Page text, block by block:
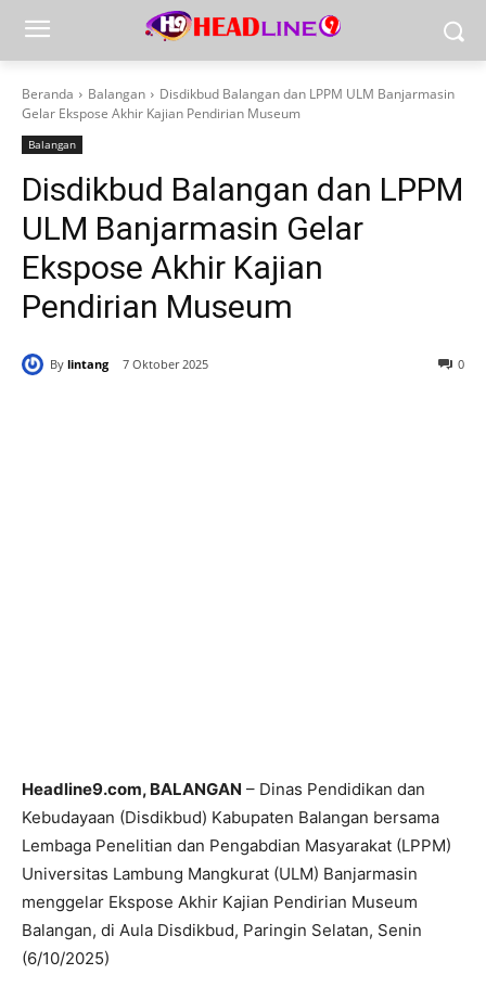
Beranda Balangan
Disdikbud Balangan dan LPPM ULM Banjarmasin
Gelar Ekspose Akhir Kajian Pendirian Museum
Balangan
Disdikbud Balangan dan LPPM
ULM Banjarmasin Gelar
Ekspose Akhir Kajian
Pendirian Museum
By lintang 7 Oktober 2025 0
Headline9.com, BALANGAN – Dinas Pendidikan dan
Kebudayaan (Disdikbud) Kabupaten Balangan bersama
Lembaga Penelitian dan Pengabdian Masyarakat (LPPM)
Universitas Lambung Mangkurat (ULM) Banjarmasin
menggelar Ekspose Akhir Kajian Pendirian Museum
Balangan, di Aula Disdikbud, Paringin Selatan, Senin
(6/10/2025)